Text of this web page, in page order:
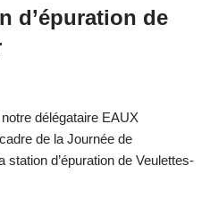
d’épuration de
délégataire EAUX
de la Journée de
station d’épuration de Veulettes-